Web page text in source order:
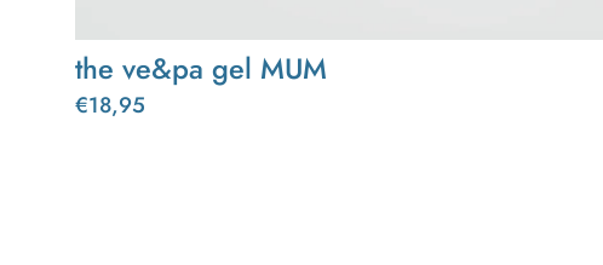
the ve&pa gel MUM
€18,95